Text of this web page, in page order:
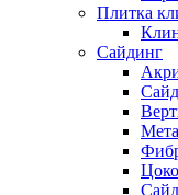
Плитка
Сайдинг